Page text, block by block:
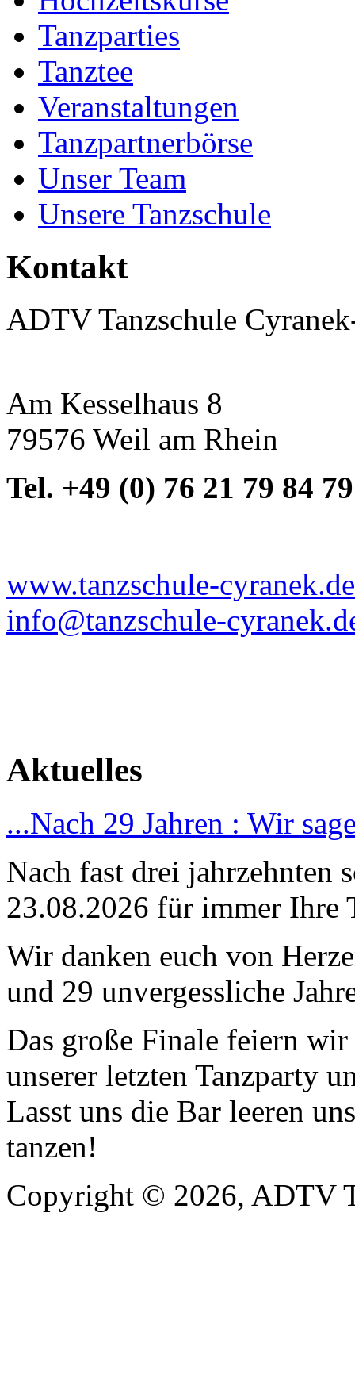
Tanzparties
Tanztee
Veranstaltungen
Tanzpartnerbörse
Unser Team
Unsere Tanzschule
Kontakt
ADTV Tanzschule
Am Kesselhaus 8
79576 Weil am Rhein
Tel. +49 (0) 76 21 79 84 79
www.tanzschule-cyranek.de
info@tanzschule-
Aktuelles
...Nach 29 Jahren : Wir
Nach fast drei jahrzehnten
23.08.2026 für immer Ihre
Wir danken euch von
und 29 unvergessliche
Das große Finale feiern
unserer letzten Tanzparty
Lasst uns die Bar leeren
tanzen!
Copyright © 2026, ADTV